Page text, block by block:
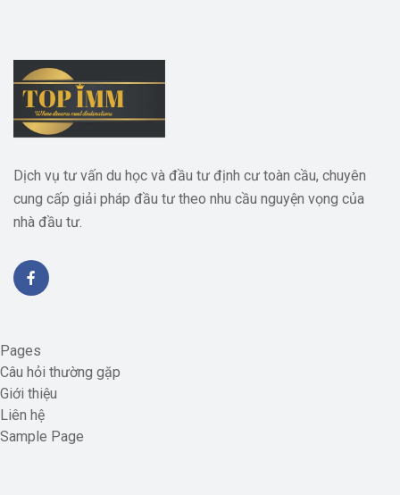
Dịch vụ tư vấn du học và đầu tư định cư toàn cầu, chuyên
cung cấp giải pháp đầu tư theo nhu cầu nguyện vọng của
nhà đầu tư.
Pages
Câu hỏi thường gặp
Giới thiệu
Liên hệ
Sample Page